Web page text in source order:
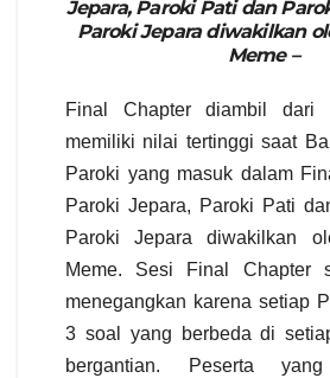
Jepara, Paroki Pati dan
Paroki Jepara diwakilkan
Meme –
Final Chapter diambil dari
memiliki nilai tertinggi saat
Paroki yang masuk dalam
Paroki Jepara, Paroki Pati
Paroki Jepara diwakilkan
Meme. Sesi Final Chapter
menegangkan karena setiap
3 soal yang berbeda di
bergantian. Peserta